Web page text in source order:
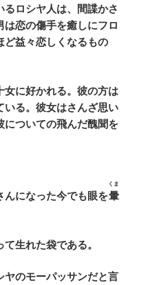
ロシヤ人は、間諜かさ
恋の傷手を癒しにフロ
ど益々恋しくなるもの
に好かれる。彼の方は
る。彼女はさんざ思い
ついての飛んだ醜聞を
になった今でも眼を暈
くま
生れた袋である。
のモーパッサンだと言